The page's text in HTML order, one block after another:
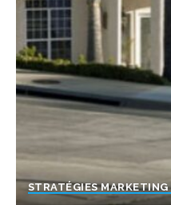
STRATÉGIES MARKETING